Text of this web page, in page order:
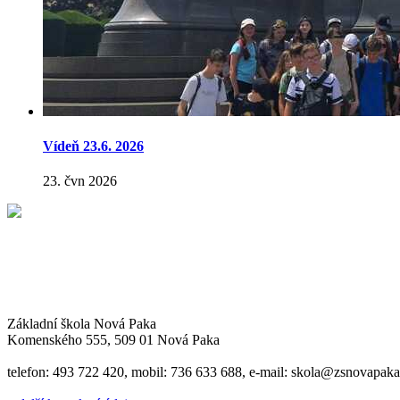
Vídeň 23.6. 2026
23. čvn 2026
Základní škola Nová Paka
Komenského 555, 509 01 Nová Paka
telefon: 493 722 420, mobil: 736 633 688, e-mail: